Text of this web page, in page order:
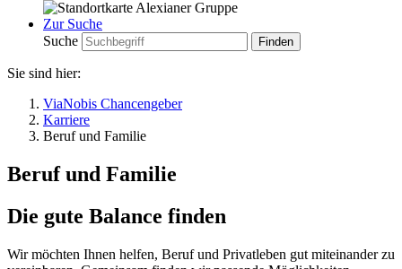
Zur Suche
Suche
Sie sind hier:
ViaNobis Chancengeber
Karriere
Beruf und Familie
Beruf und Familie
Die gute Balance finden
Wir möchten Ihnen helfen, Beruf und Privatleben gut miteinander zu